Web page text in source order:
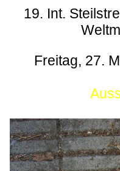
19. Int.
Freitag, 27.